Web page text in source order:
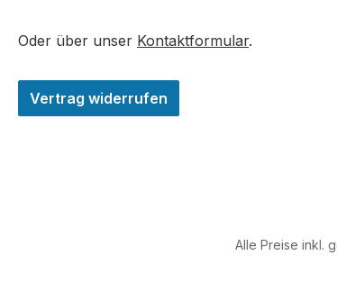
Oder über unser Kontaktformular.
Vertrag widerrufen
Alle Preise inkl.